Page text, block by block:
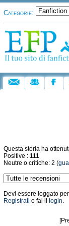
Categorie:
Questa storia ha
Positive : 111
Neutre o critiche: 2 (
Devi essere loggato
Registrati o fai il login.